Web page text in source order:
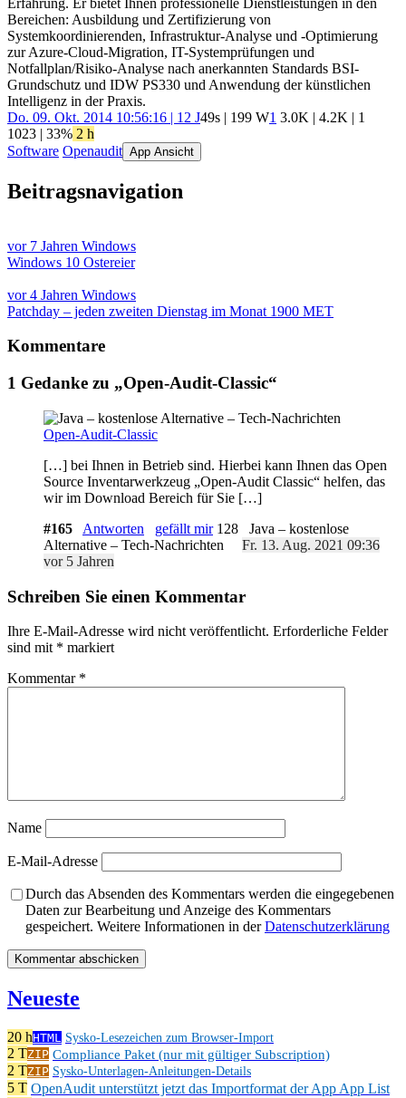
Bereichen: Ausbildung und Zertifizierung von
Systemkoordinierenden, Infrastruktur-Analyse und -Optimierung
zur Azure-Cloud-Migration, IT-Systemprüfungen und
Notfallplan/Risiko-Analyse nach anerkannten Standards BSI-
Grundschutz und IDW PS330 und Anwendung der künstlichen
Intelligenz in der Praxis.
Do. 09. Okt. 2014 10:56:16 | 12 J49s | 199 W1 3.0K | 4.2K | 1
1023 | 33% 2 h
Software Openaudit App Ansicht
Beitragsnavigation
vor 7 Jahren Windows
Windows 10 Ostereier
vor 4 Jahren Windows
Patchday – jeden zweiten Dienstag im Monat 1900 MET
Kommentare
1 Gedanke zu „Open-Audit-Classic“
Open-Audit-Classic
[…] bei Ihnen in Betrieb sind. Hierbei kann Ihnen das Open
Source Inventarwerkzeug „Open-Audit Classic“ helfen, das
wir im Download Bereich für Sie […]
#165
Antworten gefällt mir 128
Java – kostenlose
Alternative – Tech-Nachrichten Fr. 13. Aug. 2021 09:36
vor 5 Jahren
Schreiben Sie einen Kommentar
Ihre E-Mail-Adresse wird nicht veröffentlicht. Erforderliche Felder
sind mit * markiert
Kommentar *
Name
E-Mail-Adresse
Durch das Absenden des Kommentars werden die eingegebenen
Daten zur Bearbeitung und Anzeige des Kommentars
gespeichert. Weitere Informationen in derDatenschutzerklärung
Neueste
20 hHTML Sysko-Lesezeichen zum Browser-Import
2 TZIP Compliance Paket (nur mit gültiger Subscription)
2 TZIP Sysko-Unterlagen-Anleitungen-Details
5 T OpenAudit unterstützt jetzt das Importformat der App App List